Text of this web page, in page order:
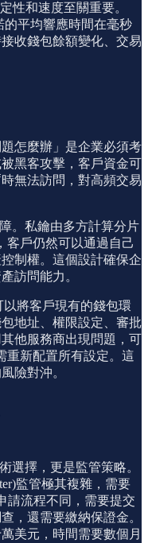
性和速度至關重要。
的平均響應時間在毫秒
收錢包餘額變化、交易
怎麼辦」是企業必須考
黑客攻擊，客戶資金可
無法訪問，對高頻交易
。私鑰由多方計算分片
客戶仍然可以通過自己
制權。這個設計確保企
訪問能力。
將客戶現有的錢包環
地址、權限設定、審批
他服務商出現問題，可
重新配置所有設定。這
險對沖。
選擇，更是監管策略。
監管極其複雜，需要
請流程不同，需要提交
，還需要繳納保證金。
美元，時間需要數個月